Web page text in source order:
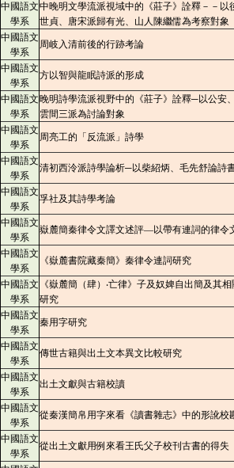
中國語文
學系
中晚明文學流派視域中的《莊子》詮釋－－以
世貞、唐宋派歸有光、山人陳繼儒為考察對象
中國語文
學系
周岐入清前後的行跡考論
中國語文
學系
方以智與龍眠詩派的形成
中國語文
學系
晚明詩學流派視野中的《莊子》詮釋─以公安
雲間三派為討論對象
中國語文
學系
周亮工的「反流派」詩學
中國語文
學系
清初西泠派詩學論析─以柴紹炳、毛先舒論詩
中國語文
學系
孚社及其詩學考論
中國語文
學系
嶽麓簡秦律令文譯文述評—以帶有連詞的律令
中國語文
學系
《嶽麓書院藏秦簡》秦律令連詞研究
中國語文
學系
《嶽麓簡（肆）‧亡律》子及奴婢自出簡及其
研究
中國語文
學系
秦用字研究
中國語文
學系
傳世古籍與出土文本異文比較研究
中國語文
學系
出土文獻與古籍校讀
中國語文
學系
從秦漢簡帛用字來看《讀書雜志》中的形訛校
中國語文
學系
從出土文獻用例來看王氏父子校刊古書的得失